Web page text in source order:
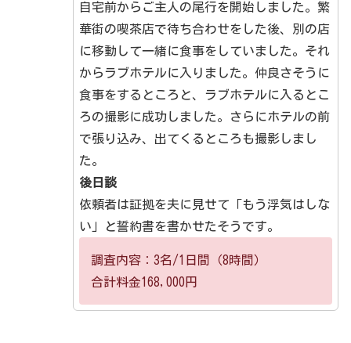
自宅前からご主人の尾行を開始しました。繁
華街の喫茶店で待ち合わせをした後、別の店
に移動して一緒に食事をしていました。それ
からラブホテルに入りました。仲良さそうに
食事をするところと、ラブホテルに入るとこ
ろの撮影に成功しました。さらにホテルの前
で張り込み、出てくるところも撮影しまし
た。
後日談
依頼者は証拠を夫に見せて「もう浮気はしな
い」と誓約書を書かせたそうです。
調査内容：3名/1日間（8時間）
合計料金168,000円